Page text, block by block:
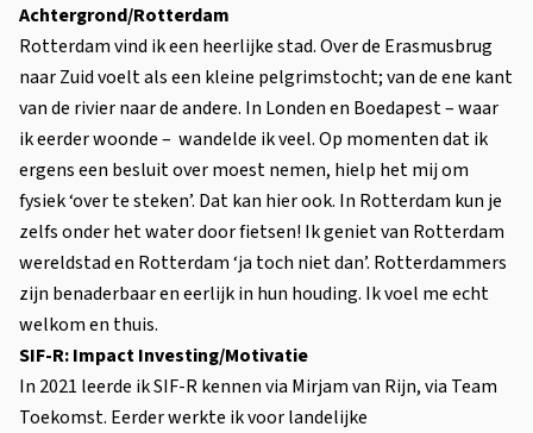
Achtergrond/Rotterdam
Rotterdam vind ik een heerlijke stad. Over de Erasmusbrug
naar Zuid voelt als een kleine pelgrimstocht; van de ene kant
van de rivier naar de andere. In Londen en Boedapest – waar
ik eerder woonde – wandelde ik veel. Op momenten dat ik
ergens een besluit over moest nemen, hielp het mij om
fysiek ‘over te steken’. Dat kan hier ook. In Rotterdam kun je
zelfs onder het water door fietsen! Ik geniet van Rotterdam
wereldstad en Rotterdam ‘ja toch niet dan’. Rotterdammers
zijn benaderbaar en eerlijk in hun houding. Ik voel me echt
welkom en thuis.
SIF-R: Impact Investing/Motivatie
In 2021 leerde ik SIF-R kennen via Mirjam van Rijn, via Team
Toekomst. Eerder werkte ik voor landelijke